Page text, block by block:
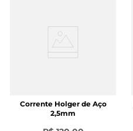
Corrente Holger de Aço
2,5mm